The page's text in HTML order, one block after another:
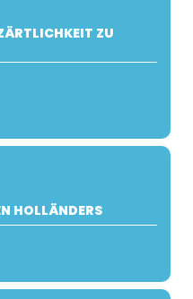
ZU
HOLLÄNDERS